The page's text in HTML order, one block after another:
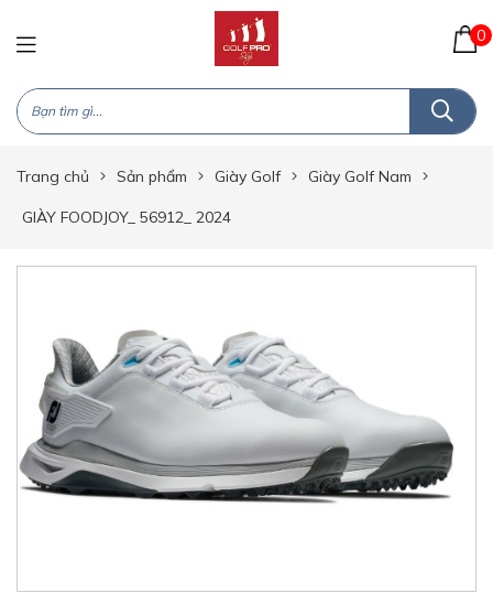
0
Trang chủ Sản phẩm Giày Golf Giày Golf Nam
GIÀY FOODJOY_ 56912_ 2024